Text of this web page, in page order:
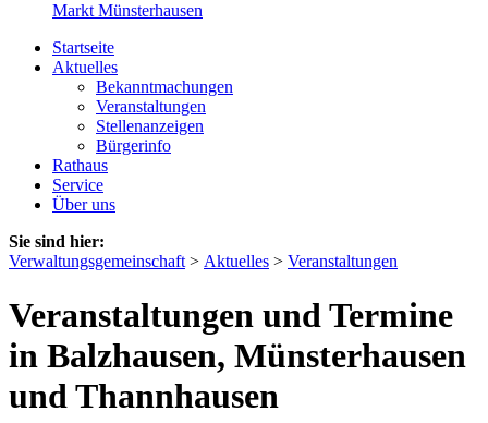
Markt Münsterhausen
Startseite
Aktuelles
Bekanntmachungen
Veranstaltungen
Stellenanzeigen
Bürgerinfo
Rathaus
Service
Über uns
Sie sind hier:
Verwaltungsgemeinschaft > Aktuelles > Veranstaltungen
Veranstaltungen und Termine
in Balzhausen, Münsterhausen
und Thannhausen